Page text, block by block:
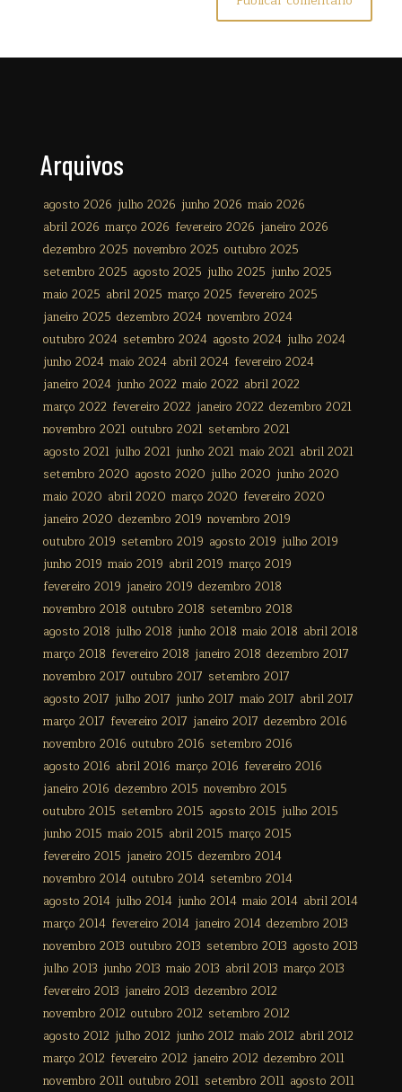
Arquivos
agosto 2026 julho 2026 junho 2026 maio 2026
abril 2026 março 2026 fevereiro 2026 janeiro 2026
dezembro 2025 novembro 2025 outubro 2025
setembro 2025 agosto 2025 julho 2025 junho 2025
maio 2025 abril 2025 março 2025 fevereiro 2025
janeiro 2025 dezembro 2024 novembro 2024
outubro 2024 setembro 2024 agosto 2024 julho 2024
junho 2024 maio 2024 abril 2024 fevereiro 2024
janeiro 2024 junho 2022 maio 2022 abril 2022
março 2022 fevereiro 2022 janeiro 2022 dezembro 2021
novembro 2021 outubro 2021 setembro 2021
agosto 2021 julho 2021 junho 2021 maio 2021 abril 2021
setembro 2020 agosto 2020 julho 2020 junho 2020
maio 2020 abril 2020 março 2020 fevereiro 2020
janeiro 2020 dezembro 2019 novembro 2019
outubro 2019 setembro 2019 agosto 2019 julho 2019
junho 2019 maio 2019 abril 2019 março 2019
fevereiro 2019 janeiro 2019 dezembro 2018
novembro 2018 outubro 2018 setembro 2018
agosto 2018 julho 2018 junho 2018 maio 2018 abril 2018
março 2018 fevereiro 2018 janeiro 2018 dezembro 2017
novembro 2017 outubro 2017 setembro 2017
agosto 2017 julho 2017 junho 2017 maio 2017 abril 2017
março 2017 fevereiro 2017 janeiro 2017 dezembro 2016
novembro 2016 outubro 2016 setembro 2016
agosto 2016 abril 2016 março 2016 fevereiro 2016
janeiro 2016 dezembro 2015 novembro 2015
outubro 2015 setembro 2015 agosto 2015 julho 2015
junho 2015 maio 2015 abril 2015 março 2015
fevereiro 2015 janeiro 2015 dezembro 2014
novembro 2014 outubro 2014 setembro 2014
agosto 2014 julho 2014 junho 2014 maio 2014 abril 2014
março 2014 fevereiro 2014 janeiro 2014 dezembro 2013
novembro 2013 outubro 2013 setembro 2013 agosto 2013
julho 2013 junho 2013 maio 2013 abril 2013 março 2013
fevereiro 2013 janeiro 2013 dezembro 2012
novembro 2012 outubro 2012 setembro 2012
agosto 2012 julho 2012 junho 2012 maio 2012 abril 2012
março 2012 fevereiro 2012 janeiro 2012 dezembro 2011
novembro 2011 outubro 2011 setembro 2011 agosto 2011